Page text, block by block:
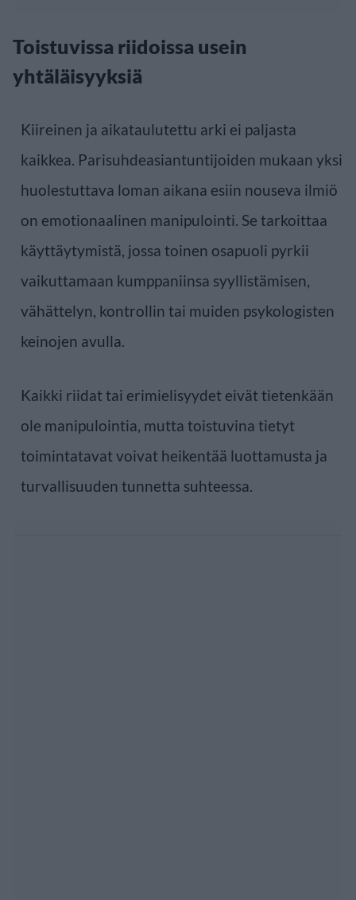
Toistuvissa riidoissa usein
yhtäläisyyksiä
Kiireinen ja aikataulutettu arki ei paljasta
kaikkea. Parisuhdeasiantuntijoiden mukaan yksi
huolestuttava loman aikana esiin nouseva ilmiö
on emotionaalinen manipulointi. Se tarkoittaa
käyttäytymistä, jossa toinen osapuoli pyrkii
vaikuttamaan kumppaniinsa syyllistämisen,
vähättelyn, kontrollin tai muiden psykologisten
keinojen avulla.
Kaikki riidat tai erimielisyydet eivät tietenkään
ole manipulointia, mutta toistuvina tietyt
toimintatavat voivat heikentää luottamusta ja
turvallisuuden tunnetta suhteessa.